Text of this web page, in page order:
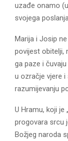
uzađe onamo
svojega poslanja.
Marija i Josip
povijest obitelji,
ga paze i
u ozračje vjere
razumijevanju
U Hramu, koji je
progovara srcu
Božjeg naroda